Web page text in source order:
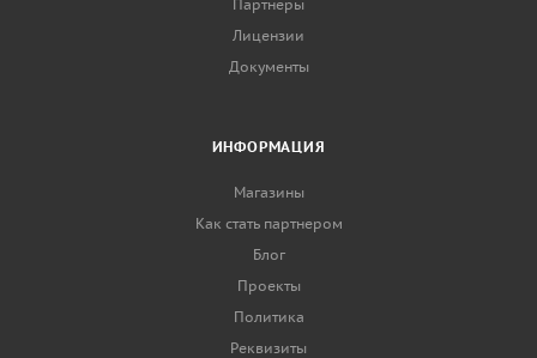
Партнеры
Лицензии
Документы
ИНФОРМАЦИЯ
Магазины
Как стать партнером
Блог
Проекты
Политика
Реквизиты